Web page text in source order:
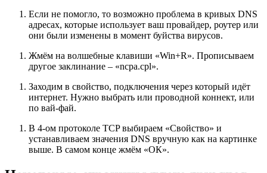
Если не помогло, то возможно проблема в кривых DNS
адресах, которые использует ваш провайдер, роутер или
они были изменены в момент буйства вирусов.
Жмём на волшебные клавиши «Win+R». Прописываем
другое заклинание – «ncpa.cpl».
Заходим в свойство, подключения через который идёт
интернет. Нужно выбрать или проводной коннект, или
по вай-фай.
В 4-ом протоколе TCP выбираем «Свойство» и
устанавливаем значения DNS вручную как на картинке
выше. В самом конце жмём «ОК».